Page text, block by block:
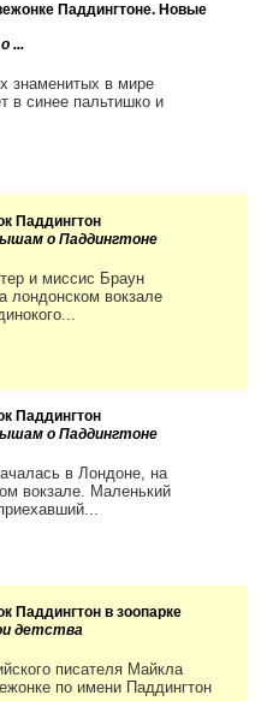
Паддингтоне. Новые
...
знаменитых в мире
в синее пальтишко и
Паддингтон
о Паддингтоне
и миссис Браун
лондонском вокзале
Паддингтон
о Паддингтоне
в Лондоне, на
вокзале. Маленький
Паддингтон в зоопарке
детства
писателя Майкла
по имени Паддингтон